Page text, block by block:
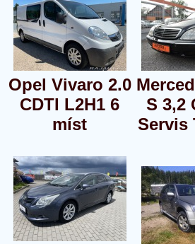
Opel Vivaro 2.0
CDTI L2H1 6
míst
S 3,2
Servis